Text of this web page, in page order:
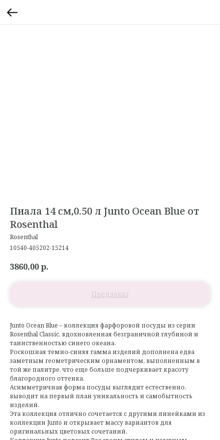
Пиала 14 см,0.50 л Junto Ocean Blue от
Rosenthal
Rosenthal
10540-405202-15214
3860,00р.
Junto Ocean Blue – коллекция фарфоровой посуды из серии
Rosenthal Classic, вдохновленная безграничной глубиной и
таинственностью синего океана.
Роскошная темно-синяя гамма изделий дополнена едва
заметным геометрическим орнаментом, выполненным в
той же палитре, что еще больше подчеркивает красоту
благородного оттенка.
Асимметричная форма посуды выглядит естественно,
выводит на первый план уникальность и самобытность
изделий.
Эта коллекция отлично сочетается с другими линейками из
коллекции Junto и открывает массу вариантов для
оригинальных цветовых сочетаний.